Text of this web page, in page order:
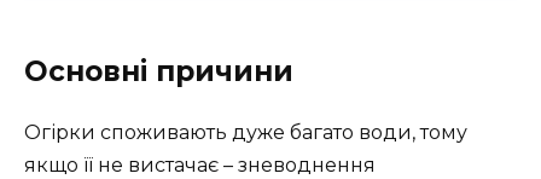
Основні причини
Огірки споживають дуже багато води, тому
якщо її не вистачає – зневоднення